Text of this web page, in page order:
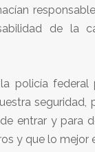
de la
policía federal
seguridad,
entrar y para
y que lo mejor